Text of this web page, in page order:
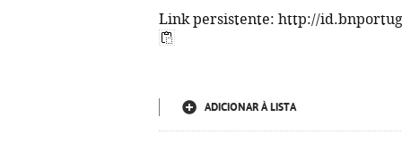
Link persistente: http://
ADICIONAR À LISTA